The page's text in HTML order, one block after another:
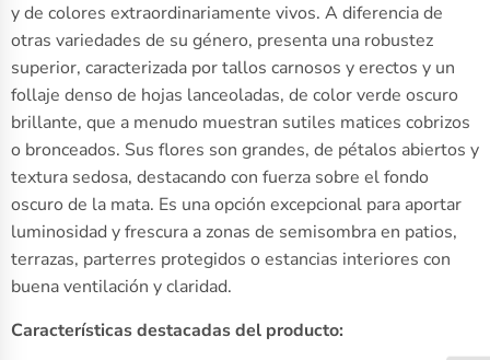
y de colores extraordinariamente vivos. A diferencia de
otras variedades de su género, presenta una robustez
superior, caracterizada por tallos carnosos y erectos y un
follaje denso de hojas lanceoladas, de color verde oscuro
brillante, que a menudo muestran sutiles matices cobrizos
o bronceados. Sus flores son grandes, de pétalos abiertos y
textura sedosa, destacando con fuerza sobre el fondo
oscuro de la mata. Es una opción excepcional para aportar
luminosidad y frescura a zonas de semisombra en patios,
terrazas, parterres protegidos o estancias interiores con
buena ventilación y claridad.
Características destacadas del producto: